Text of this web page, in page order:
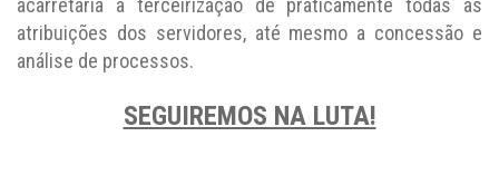
acarretaria a terceirização de praticamente todas as
atribuições dos servidores, até mesmo a concessão e
análise de processos.
SEGUIREMOS NA LUTA!